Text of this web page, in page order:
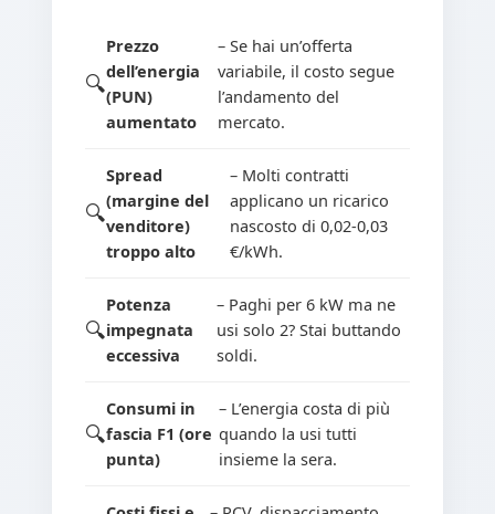
Prezzo
dell’energia
(PUN)
aumentato
– Se hai un’offerta
variabile, il costo segue
l’andamento del
mercato.
Spread
(margine del
venditore)
troppo alto
– Molti contratti
applicano un ricarico
nascosto di 0,02-0,03
€/kWh.
Potenza
impegnata
eccessiva
– Paghi per 6 kW ma ne
usi solo 2? Stai buttando
soldi.
Consumi in
fascia F1 (ore
punta)
– L’energia costa di più
quando la usi tutti
insieme la sera.